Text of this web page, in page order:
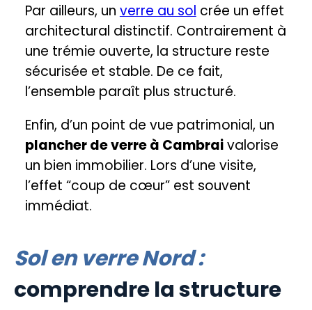
Par ailleurs, un verre au sol crée un effet
architectural distinctif. Contrairement à
une trémie ouverte, la structure reste
sécurisée et stable. De ce fait,
l’ensemble paraît plus structuré.
Enfin, d’un point de vue patrimonial, un
plancher de verre à Cambraivalorise
un bien immobilier. Lors d’une visite,
l’effet “coup de cœur” est souvent
immédiat.
Sol en verre Nord :
comprendre la structure